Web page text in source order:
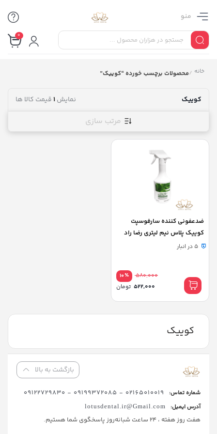
منو
0
خانه /محصولات برچسب خورده “کوییک”
کوییک نمایش1قیمت کالا ها
مرتب سازی
ضدعفونی کننده سارفوسپت
کوییک پلاس نیم لیتری رضا راد
REZA RAD
5 در انبار
٪10 580,000
522,000 تومان
فعلی:
کوییک
بازگشت به بالا
شماره تماس: 02165010019 - 09199372085 - 09122729830
آدرس ایمیل: lotusdental.ir@Gmail.com
هفت روز هفته ، 24 ساعت شبانه‌روز پاسخگوی شما هستیم.